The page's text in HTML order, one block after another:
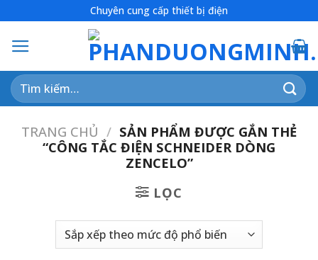
content
Chuyên cung cấp thiết bị điện
Tìm
kiếm:
TRANG CHỦ / SẢN PHẨM ĐƯỢC GẮN THẺ
“CÔNG TẮC ĐIỆN SCHNEIDER DÒNG
ZENCELO”
LỌC